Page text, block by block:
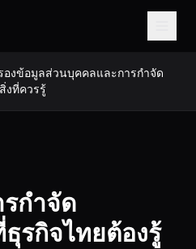
องข้อมูลส่วนบุคคลและการกำจัด
งที่ควรรู้
กำจัด
รกิจไทยต้องรู้